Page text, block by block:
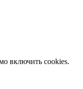
включить cookies.